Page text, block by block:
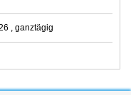
, ganztägig